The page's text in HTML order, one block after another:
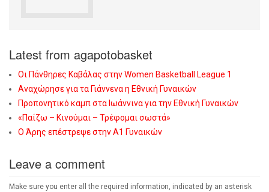
Latest from agapotobasket
Οι Πάνθηρες Καβάλας στην Women Basketball League 1
Αναχώρησε για τα Γιάννενα η Εθνική Γυναικών
Προπονητικό καμπ στα Ιωάννινα για την Εθνική Γυναικών
«Παίζω – Κινούμαι – Τρέφομαι σωστά»
Ο Άρης επέστρεψε στην Α1 Γυναικών
Leave a comment
Make sure you enter all the required information, indicated by an asterisk